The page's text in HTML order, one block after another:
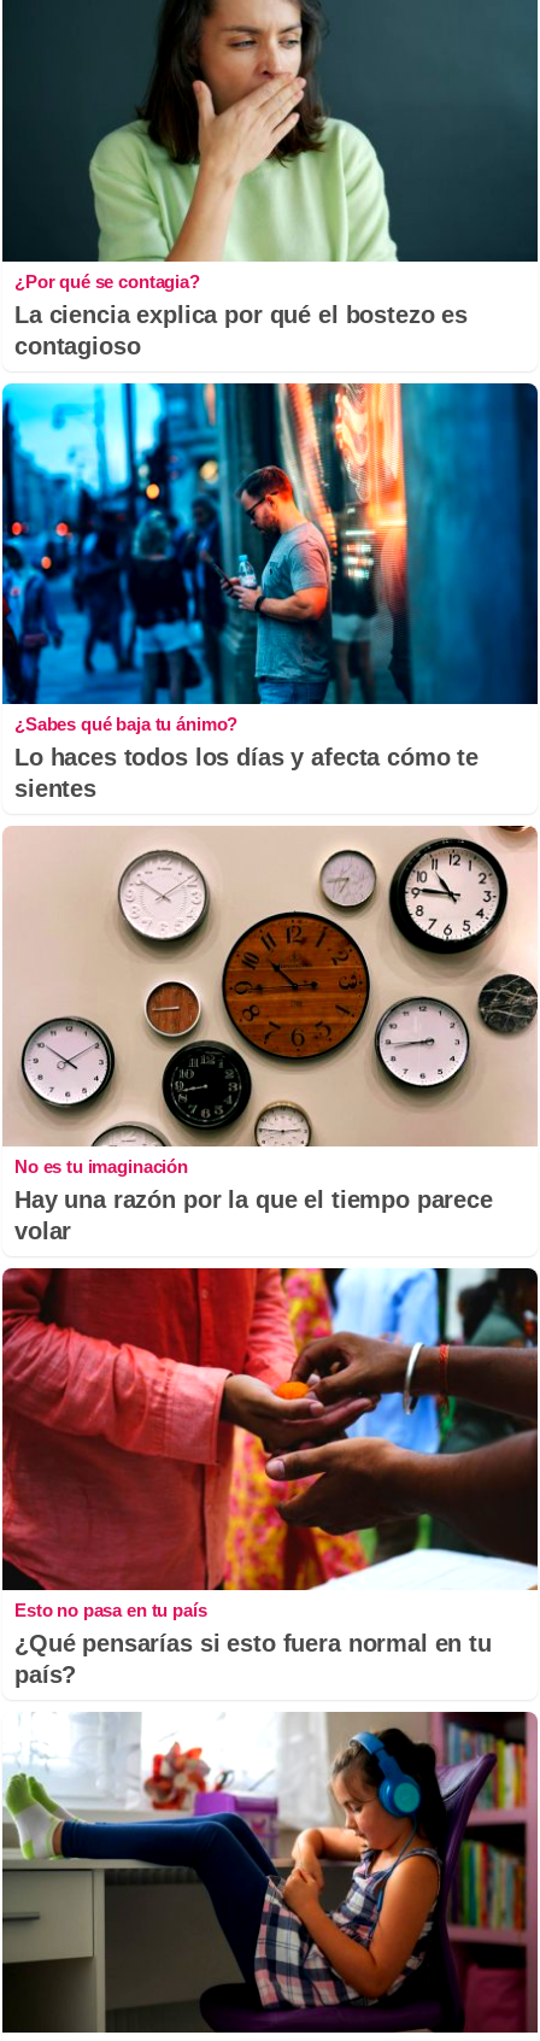
¿Por qué se contagia?
La ciencia explica por qué el bostezo es
contagioso
¿Sabes qué baja tu ánimo?
Lo haces todos los días y afecta cómo te
sientes
No es tu imaginación
Hay una razón por la que el tiempo parece
volar
Esto no pasa en tu país
¿Qué pensarías si esto fuera normal en tu
país?